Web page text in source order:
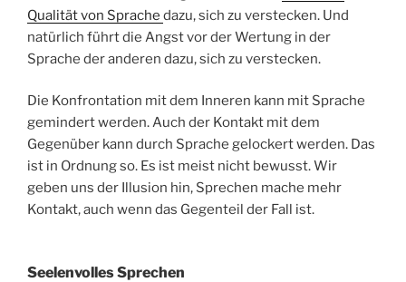
Qualität von Sprache dazu, sich zu verstecken. Und
natürlich führt die Angst vor der Wertung in der
Sprache der anderen dazu, sich zu verstecken.
Die Konfrontation mit dem Inneren kann mit Sprache
gemindert werden. Auch der Kontakt mit dem
Gegenüber kann durch Sprache gelockert werden. Das
ist in Ordnung so. Es ist meist nicht bewusst. Wir
geben uns der Illusion hin, Sprechen mache mehr
Kontakt, auch wenn das Gegenteil der Fall ist.
Seelenvolles Sprechen